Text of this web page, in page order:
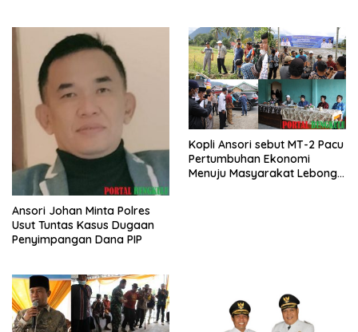
Ansori Johan Minta Polres
Usut Tuntas Kasus Dugaan
Penyimpangan Dana PIP
Kopli Ansori sebut MT-2 Pacu
Pertumbuhan Ekonomi
Menuju Masyarakat Lebong